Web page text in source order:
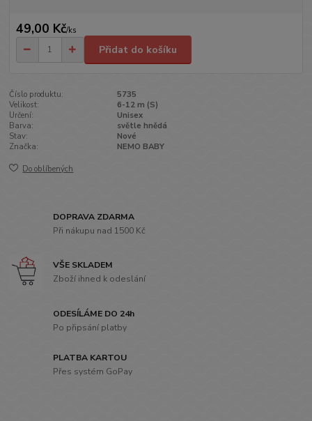
49,00 Kč/ks
Přidat do košíku
Číslo produktu:
5735
Velikost:
6-12 m (S)
Určení:
Unisex
Barva:
světle hnědá
Stav:
Nové
Značka:
NEMO BABY
Do oblíbených
DOPRAVA ZDARMA
Při nákupu nad 1500 Kč
VŠE SKLADEM
Zboží ihned k odeslání
ODESÍLÁME DO 24h
Po připsání platby
PLATBA KARTOU
Přes systém GoPay